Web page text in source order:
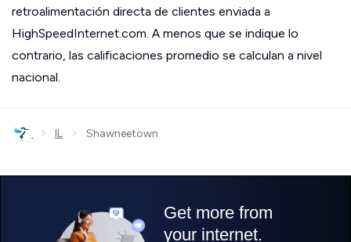
retroalimentación directa de clientes enviada a
HighSpeedInternet.com. A menos que se indique lo
contrario, las calificaciones promedio se calculan a nivel
nacional.
› IL › Shawneetown